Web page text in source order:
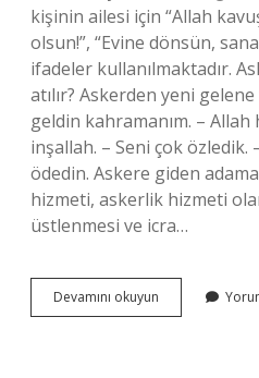
kişinin ailesi için “Allah
olsun!”, “Evine dönsün,
ifadeler kullanılmaktadır.
atılır? Askerden yeni
geldin kahramanım. –
inşallah. – Seni çok özledik.
ödedin. Askere giden
hizmeti, askerlik hizmeti
üstlenmesi ve icra…
Devamını okuyun Askerden
Dönmeye